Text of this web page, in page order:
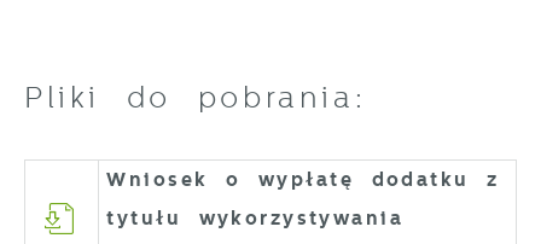
Pliki do pobrania:
Wniosek o wypłatę dodatku z
tytułu wykorzystywania